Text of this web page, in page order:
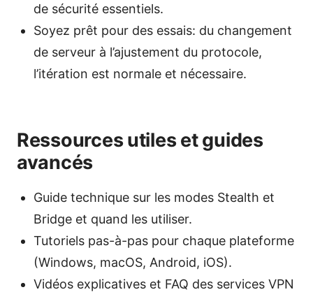
de sécurité essentiels.
Soyez prêt pour des essais: du changement
de serveur à l’ajustement du protocole,
l’itération est normale et nécessaire.
Ressources utiles et guides
avancés
Guide technique sur les modes Stealth et
Bridge et quand les utiliser.
Tutoriels pas-à-pas pour chaque plateforme
(Windows, macOS, Android, iOS).
Vidéos explicatives et FAQ des services VPN